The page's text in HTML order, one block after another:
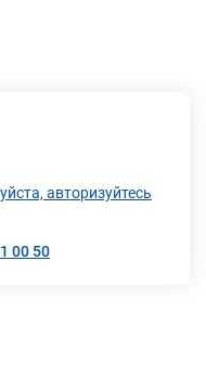
авторизуйтесь
00 50